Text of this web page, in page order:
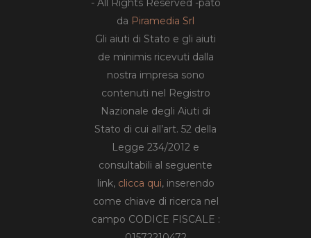
- All Rights Reserved -pato
da Piramedia Srl
Gli aiuti di Stato e gli aiuti
de minimis ricevuti dalla
nostra impresa sono
contenuti nel Registro
Nazionale degli Aiuti di
Stato di cui all’art. 52 della
Legge 234/2012 e
consultabili al seguente
link, clicca qui, inserendo
come chiave di ricerca nel
campo CODICE FISCALE :